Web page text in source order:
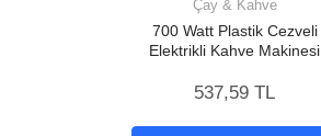
Çay & Kahve
700 Watt Plastik Cezveli
Elektrikli Kahve Makinesi
537,59 TL